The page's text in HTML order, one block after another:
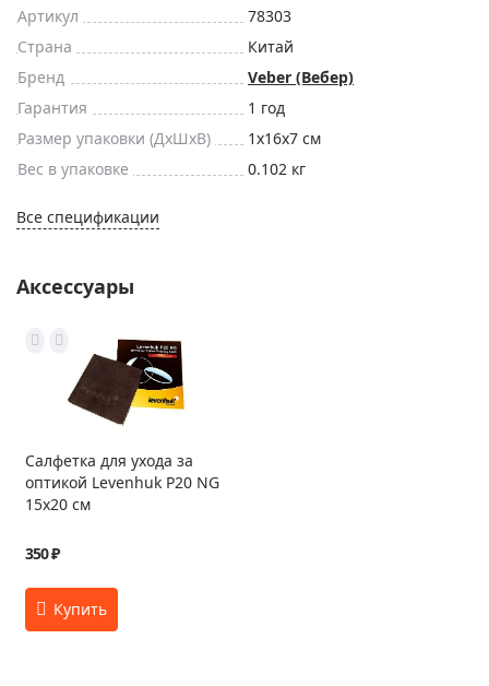
Артикул
78303
Страна
Китай
Бренд
Veber (Вебер)
Гарантия
1 год
Размер упаковки (ДxШxВ)
1x16x7 см
Вес в упаковке
0.102 кг
Все спецификации
Аксессуары
Салфетка для ухода за
оптикой Levenhuk P20 NG
15x20 см
350 ₽